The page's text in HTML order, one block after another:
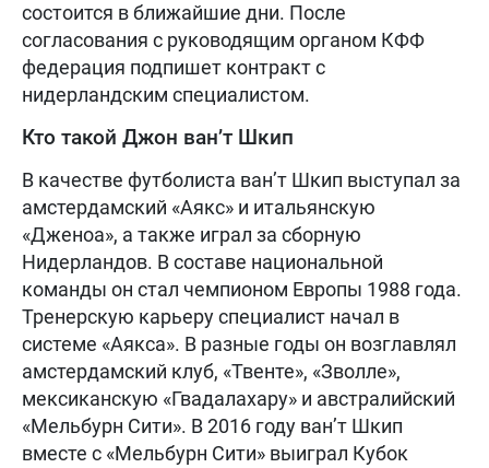
состоится в ближайшие дни. После
согласования с руководящим органом КФФ
федерация подпишет контракт с
нидерландским специалистом.
Кто такой Джон ван’т Шкип
В качестве футболиста ван’т Шкип выступал за
амстердамский «Аякс» и итальянскую
«Дженоа», а также играл за сборную
Нидерландов. В составе национальной
команды он стал чемпионом Европы 1988 года.
Тренерскую карьеру специалист начал в
системе «Аякса». В разные годы он возглавлял
амстердамский клуб, «Твенте», «Зволле»,
мексиканскую «Гвадалахару» и австралийский
«Мельбурн Сити». В 2016 году ван’т Шкип
вместе с «Мельбурн Сити» выиграл Кубок